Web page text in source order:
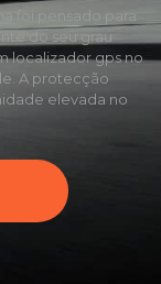
foi pensado para
do seu grau
localizador gps no
A protecção
elevada no